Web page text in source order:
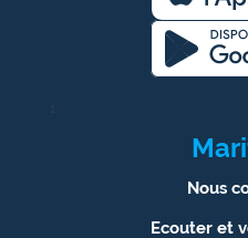
1
Nous
Ecouter et